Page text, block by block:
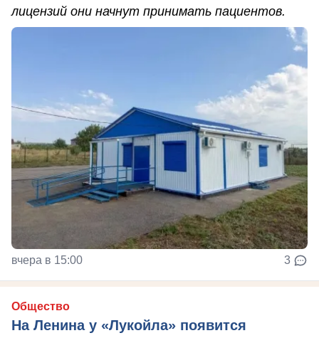
лицензий они начнут принимать пациентов.
вчера в 15:00 3
Общество
На Ленина у «Лукойла» появится